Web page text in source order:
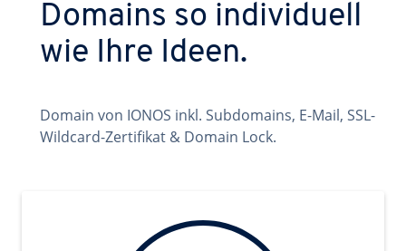
Domains so individuell
wie Ihre Ideen.
Domain von IONOS inkl. Subdomains, E-Mail, SSL-
Wildcard-Zertifikat & Domain Lock.